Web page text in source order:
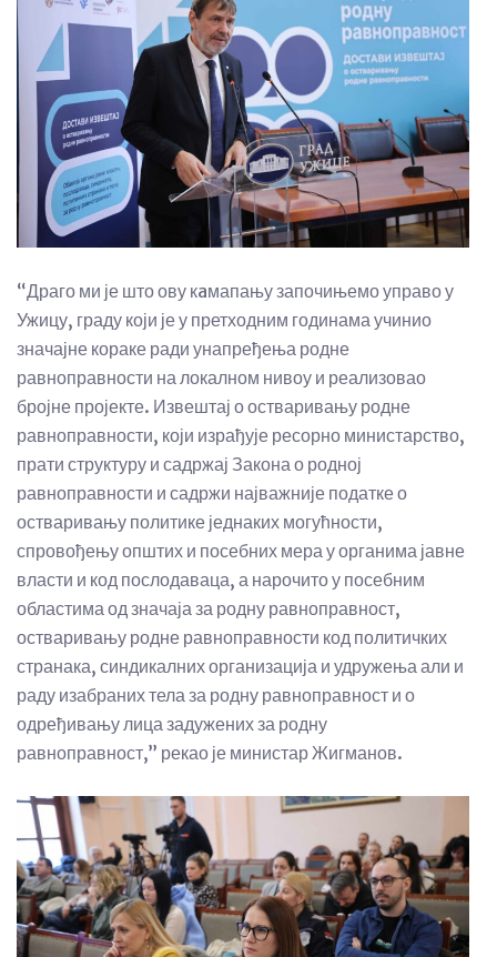
“Драго ми је што ову кaмапању започињемо управо у
Ужицу, граду који је у претходним годинама учинио
значајне кораке ради унапређења родне
равноправности на локалном нивоу и реализовао
бројне пројекте. Извештај о остваривању родне
равноправности, који израђује ресорно министарство,
прати структуру и садржај Закона о родној
равноправности и садржи најважније податке о
остваривању политике једнаких могућности,
спровођењу општих и посебних мера у органима јавне
власти и код послодаваца, а нарочито у посебним
областима од значаја за родну равноправност,
остваривању родне равноправности код политичких
странака, синдикалних организација и удружења али и
раду изабраних тела за родну равноправност и о
одређивању лица задужених за родну
равноправност,” рекао је министар Жигманов.